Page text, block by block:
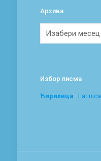
Архива
Избор писма
Ћирилица | Latinica